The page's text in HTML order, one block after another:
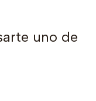
uno de